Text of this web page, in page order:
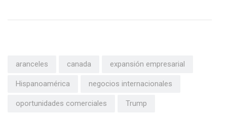
aranceles canada expansión empresarial
Hispanoamérica negocios internacionales
oportunidades comerciales Trump